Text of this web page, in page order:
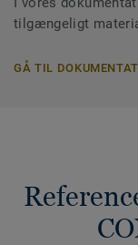
tilgængeligt
GÅ TIL